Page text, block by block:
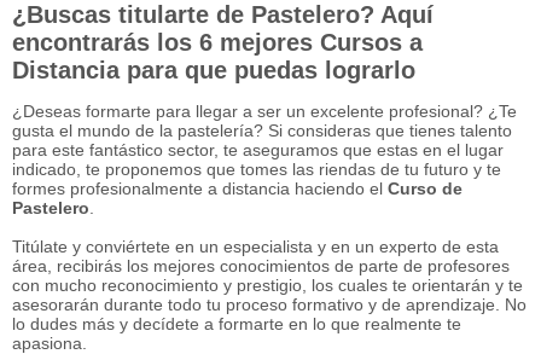
¿Buscas titularte de Pastelero? Aquí
encontrarás los 6 mejores Cursos a
Distancia para que puedas lograrlo
¿Deseas formarte para llegar a ser un excelente profesional? ¿Te
gusta el mundo de la pastelería? Si consideras que tienes talento
para este fantástico sector, te aseguramos que estas en el lugar
indicado, te proponemos que tomes las riendas de tu futuro y te
formes profesionalmente a distancia haciendo el Curso de
Pastelero
Titúlate y conviértete en un especialista y en un experto de esta
área, recibirás los mejores conocimientos de parte de profesores
con mucho reconocimiento y prestigio, los cuales te orientarán y te
asesorarán durante todo tu proceso formativo y de aprendizaje. No
lo dudes más y decídete a formarte en lo que realmente te
apasiona.